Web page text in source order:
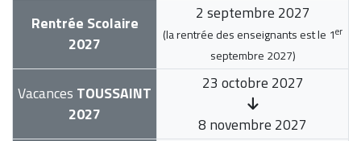
Rentrée Scolaire
2027
2 septembre 2027
(la rentrée des enseignants est le 1er
septembre 2027)
Vacances TOUSSAINT
2027
23 octobre 2027
8 novembre 2027